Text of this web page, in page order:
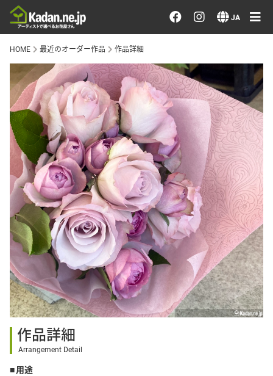
JA
お花を注文する・探す
おまかせ注文
最近のオーダー作品
アーティストで選ぶ
届けたい気持ちで選ぶ
会員メニュー
ログイン
会員登録
その他
HOME 最近のオーダー作品 作品詳細
作品詳細
Arrangement Detail
用途